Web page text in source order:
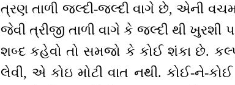
ત્રણ તાળી જલ્દી-જલ્દી વાગે છે, એની
જેવી ત્રીજી તાળી વાગે કે જલ્દી થી ખુરશી
શબ્દ કહેવો તો સમજો કે કોઈ શંકા છે.
લેવી, એ કોઇ મોટી વાત નથી. કોઈ-ને-